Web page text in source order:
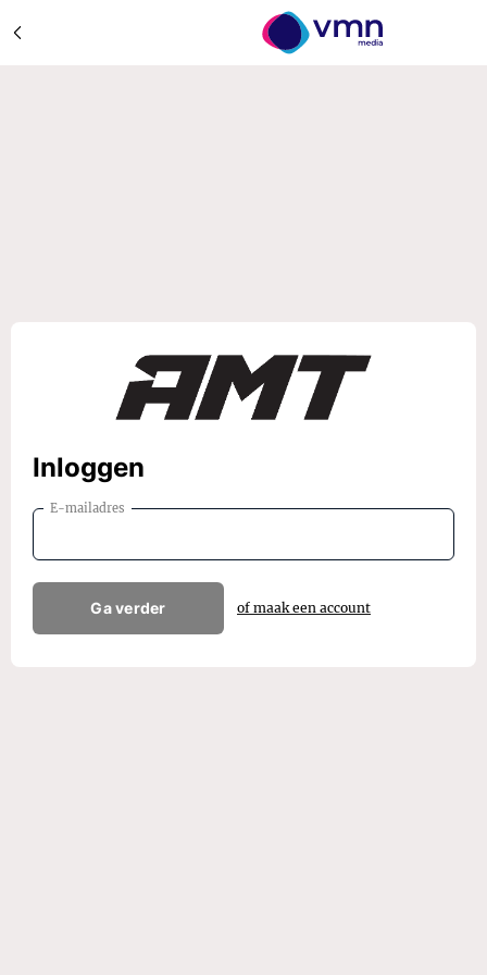
Inloggen
E-mailadres
Ga verder of maak een account